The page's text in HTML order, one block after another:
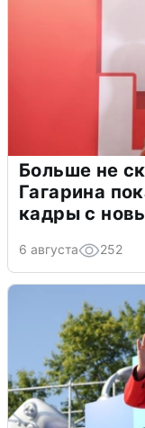
Больше не
Гагарина
кадры с
6 августа 252